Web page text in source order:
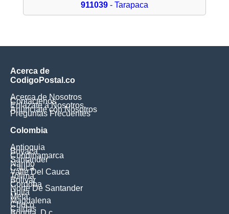
911039- Tarapaca
Acerca de
CodigoPostal.co
Acerca de Nosotros
Contáctenos
Enlázate a Nosotros
Anúnciate con Nosotros
Preguntas Frecuentes
Colombia
Antioquia
Boyaca
Cundinamarca
Santander
Nariño
Cauca
Valle Del Cauca
Tolima
Bolivar
Cordoba
Norte De Santander
Huila
Meta
Magdalena
Choco
Caldas